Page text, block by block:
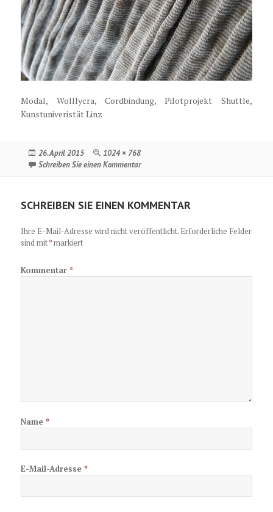
Modal, Wolllycra, Cordbindung, Pilotprojekt Shuttle,
Kunstuniveristät Linz
Veröffentlicht
am
26. April 2015 Originalgröße
1024 × 768
Schreiben Sie einen Kommentarzu Textilentwurf, Shuttle –
SCHREIBEN SIE EINEN KOMMENTAR
Ihre E-Mail-Adresse wird nicht veröffentlicht. Erforderliche Felder
sind mit*markiert
Kommentar*
Name*
E-Mail-Adresse*